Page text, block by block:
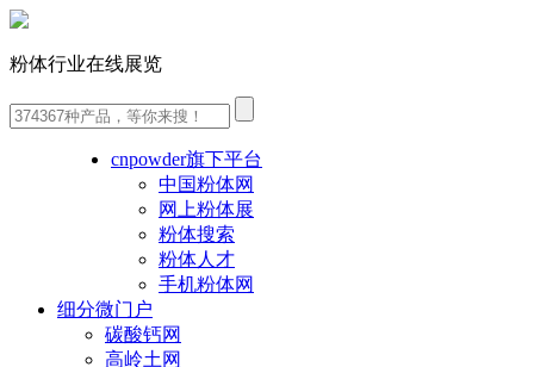
粉体行业在线展览
cnpowder旗下平台
中国粉体网
网上粉体展
粉体搜索
粉体人才
手机粉体网
细分微门户
碳酸钙网
高岭土网